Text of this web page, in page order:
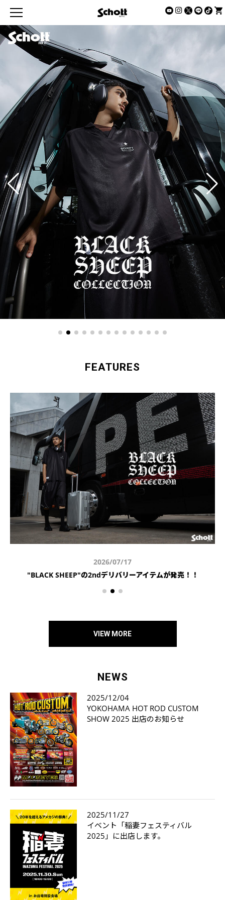
FEATURES
2026/07/17
"BLACK SHEEP"の2ndデリバリーアイテムが発売！！
VIEW MORE
NEWS
2025/12/04
YOKOHAMA HOT ROD CUSTOM
SHOW 2025 出店のお知らせ
2025/11/27
イベント「稲妻フェスティバル
2025」に出店します。